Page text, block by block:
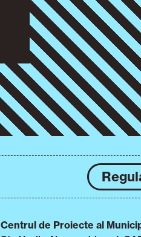
Centrul de Proiecte al